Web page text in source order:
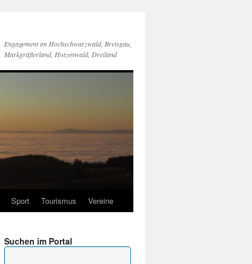
Engagement im Hochschwarzwald, Breisgau,
Markgräflerland, Hotzenwald, Dreiland
Sport Tourismus Vereine
Suchen im Portal